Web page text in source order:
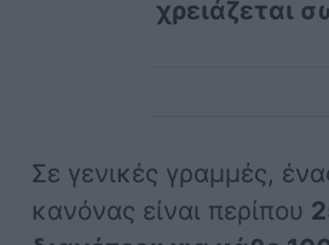
χρειάζεται
Σε γενικές γραμμές,
κανόνας είναι περίπου